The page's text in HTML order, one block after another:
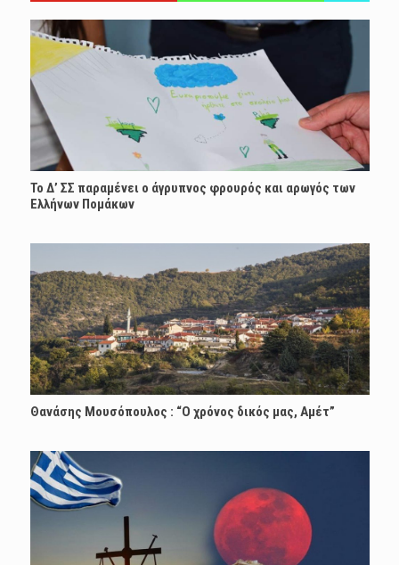
Το Δ’ ΣΣ παραμένει ο άγρυπνος φρουρός και αρωγός των
Ελλήνων Πομάκων
Θανάσης Μουσόπουλος : “Ο χρόνος δικός μας, Αμέτ”